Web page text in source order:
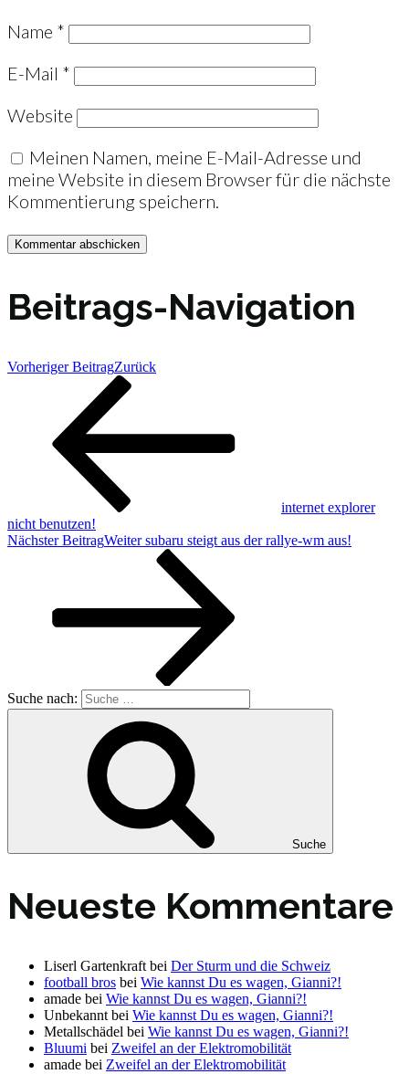
Name *
E-Mail *
Website
Meinen Namen, meine E-Mail-Adresse und
meine Website in diesem Browser für die nächste
Kommentierung speichern.
Beitrags-Navigation
Vorheriger BeitragZurück
internet explorer
nicht benutzen!
Nächster BeitragWeiter subaru steigt aus der rallye-wm aus!
Suche nach:
Suche
Neueste Kommentare
Liserl Gartenkraft bei Der Sturm und die Schweiz
football bros bei Wie kannst Du es wagen, Gianni?!
amade bei Wie kannst Du es wagen, Gianni?!
Unbekannt bei Wie kannst Du es wagen, Gianni?!
Metallschädel bei Wie kannst Du es wagen, Gianni?!
Bluumi bei Zweifel an der Elektromobilität
amade bei Zweifel an der Elektromobilität